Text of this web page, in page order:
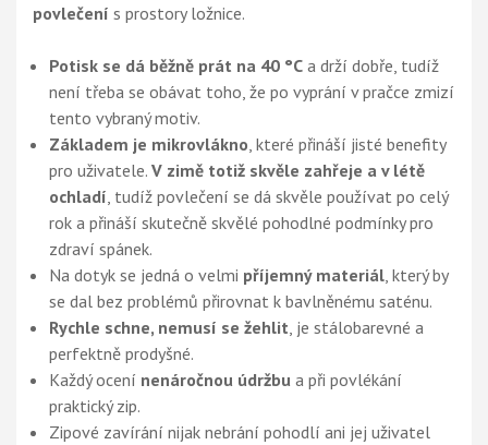
povlečení s prostory ložnice.
Potisk se dá běžně prát na 40 °C a drží dobře, tudíž
není třeba se obávat toho, že po vyprání v pračce zmizí
tento vybraný motiv.
Základem je mikrovlákno , které přináší jisté benefity
pro uživatele. V zimě totiž skvěle zahřeje a v létě
ochladí , tudíž povlečení se dá skvěle používat po celý
rok a přináší skutečně skvělé pohodlné podmínky pro
zdraví spánek.
Na dotyk se jedná o velmi příjemný materiál , který by
se dal bez problémů přirovnat k bavlněnému saténu.
Rychle schne, nemusí se žehlit , je stálobarevné a
perfektně prodyšné.
Každý ocení nenáročnou údržbu a při povlékání
praktický zip.
Zipové zavírání nijak nebrání pohodlí ani jej uživatel